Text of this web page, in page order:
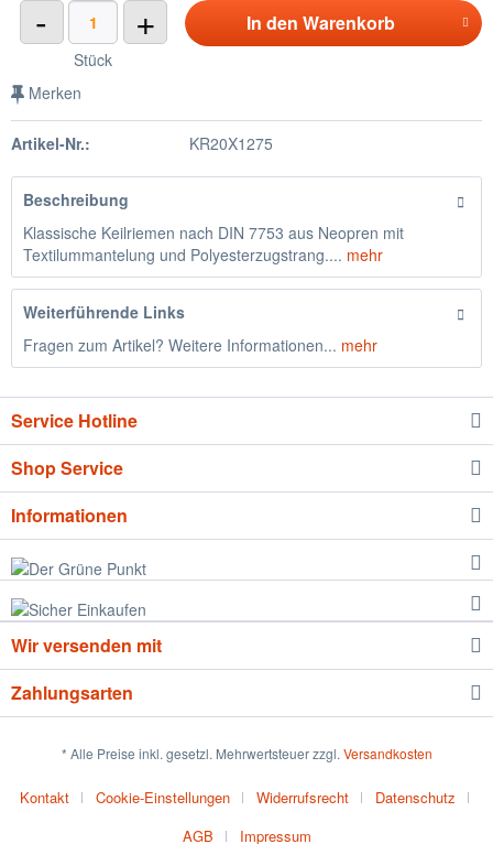
- +
Stück
In den Warenkorb
Merken
Artikel-Nr.: KR20X1275
Beschreibung
Klassische Keilriemen nach DIN 7753 aus Neopren mit
Textilummantelung und Polyesterzugstrang.... mehr
Weiterführende Links
Fragen zum Artikel? Weitere Informationen... mehr
Service Hotline
Shop Service
Informationen
Wir versenden mit
Zahlungsarten
* Alle Preise inkl. gesetzl. Mehrwertsteuer zzgl. Versandkosten
Kontakt Cookie-Einstellungen Widerrufsrecht
Datenschutz
AGB
Impressum